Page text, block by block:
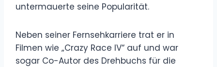
untermauerte seine Popularität.
Neben seiner Fernsehkarriere trat er in
Filmen wie „Crazy Race IV“ auf und war
sogar Co-Autor des Drehbuchs für die